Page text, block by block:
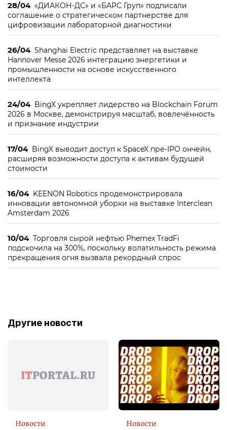
28/04 «ДИАКОН-ДС» и «БАРС Груп» подписали
соглашение о стратегическом партнерстве для
цифровизации лабораторной диагностики
26/04 Shanghai Electric представляет на выставке
Hannover Messe 2026 интеграцию энергетики и
промышленности на основе искусственного
интеллекта
24/04 BingX укрепляет лидерство на Blockchain Forum
2026 в Москве, демонстрируя масштаб, вовлечённость
и признание индустрии
17/04 BingX выводит доступ к SpaceX пре-IPO ончейн,
расширяя возможности доступа к активам будущей
стоимости
16/04 KEENON Robotics продемонстрировала
инновации автономной уборки на выставке Interclean
Amsterdam 2026
10/04 Торговля сырой нефтью Phemex TradFi
подскочила на 300%, поскольку волатильность режима
прекращения огня вызвала рекордный спрос
Другие новости
Новости Новости